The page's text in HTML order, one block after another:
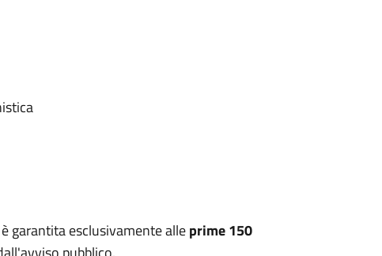
garantita esclusivamente alleprime 150